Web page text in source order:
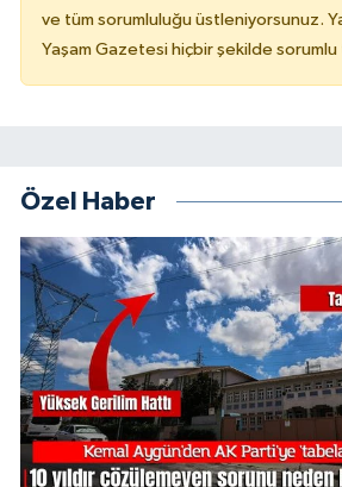
ve tüm sorumluluğu üstleniyorsunuz.
Yaşam Gazetesi hiçbir şekilde
Özel Haber